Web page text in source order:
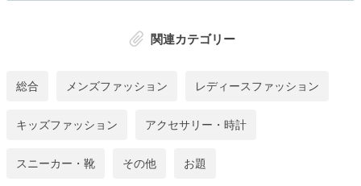
関連カテゴリー
総合 メンズファッション レディースファッション
キッズファッション アクセサリー・時計
スニーカー・靴 その他 お題